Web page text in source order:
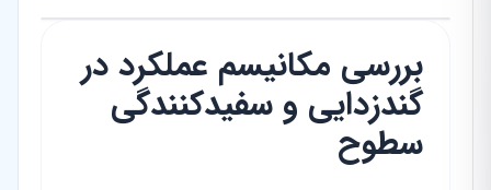
بررسی مکانیسم عملکرد در
گندزدایی و سفیدکنندگی
سطوح